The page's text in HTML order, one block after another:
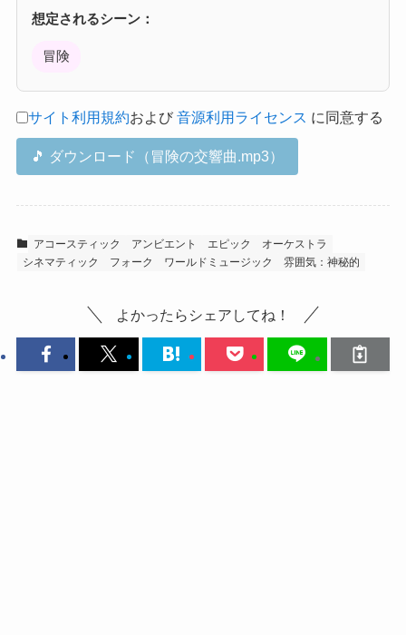
想定されるシーン：
冒険
サイト利用規約および 音源利用ライセンス に同意する
🎵 ダウンロード（冒険の交響曲.mp3）
アコースティック アンビエント エピック
オーケストラ
シネマティック
フォーク ワールドミュージック 雰囲気：神秘的
よかったらシェアしてね！